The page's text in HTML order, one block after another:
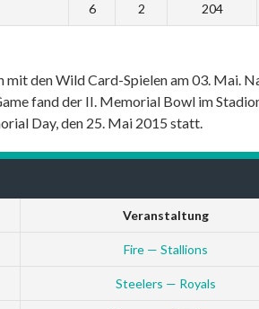
6 2 204
mit den Wild Card-Spielen am 03. Mai.
fand der II. Memorial Bowl im
Day, den 25. Mai 2015 statt.
Veranstaltung
Fire — Stallions
Steelers — Royals